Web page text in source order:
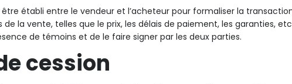
établi entre le vendeur et l’acheteur pour formaliser la
la vente, telles que le prix, les délais de paiement, les garanties,
de témoins et de le faire signer par les deux parties.
cession